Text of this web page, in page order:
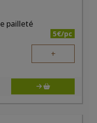
pailleté
5€/pc
+